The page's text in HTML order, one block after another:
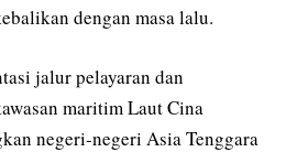
dengan masa lalu.
jalur pelayaran dan
maritim Laut Cina
negeri-negeri Asia Tenggara